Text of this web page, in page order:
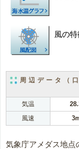
風の
周辺データ（
気温
風速
気象庁アメダス地点